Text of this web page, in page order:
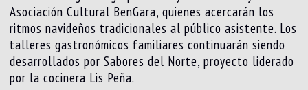
Asociación Cultural BenGara, quienes acercarán los
ritmos navideños tradicionales al público asistente. Los
talleres gastronómicos familiares continuarán siendo
desarrollados por Sabores del Norte, proyecto liderado
por la cocinera Lis Peña.